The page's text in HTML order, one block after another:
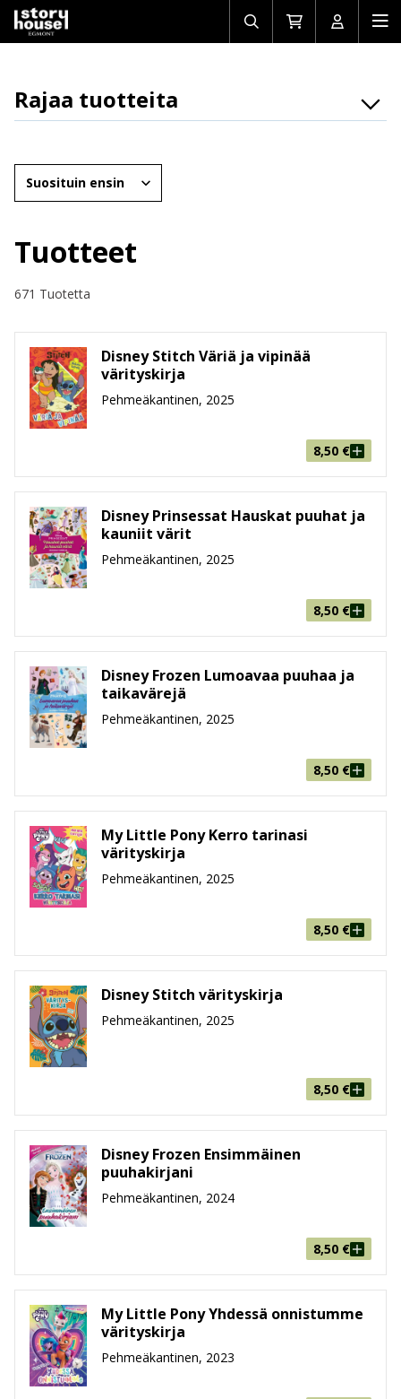
Avaa/sulje
haku
Siirry
ostoskoriin
Avaa/
Rajaa tuotteita
Osasto
Ikäryhmät
Hinta
Järjestä
Tuotteet
671 Tuotetta
Disney Stitch Väriä ja vipinää
värityskirja
Pehmeäkantinen, 2025
8,50 €
Disney Prinsessat Hauskat puuhat ja
kauniit värit
Pehmeäkantinen, 2025
8,50 €
Disney Frozen Lumoavaa puuhaa ja
taikavärejä
Pehmeäkantinen, 2025
8,50 €
My Little Pony Kerro tarinasi
värityskirja
Pehmeäkantinen, 2025
8,50 €
Disney Stitch värityskirja
Pehmeäkantinen, 2025
8,50 €
Disney Frozen Ensimmäinen
puuhakirjani
Pehmeäkantinen, 2024
8,50 €
My Little Pony Yhdessä onnistumme
värityskirja
Pehmeäkantinen, 2023